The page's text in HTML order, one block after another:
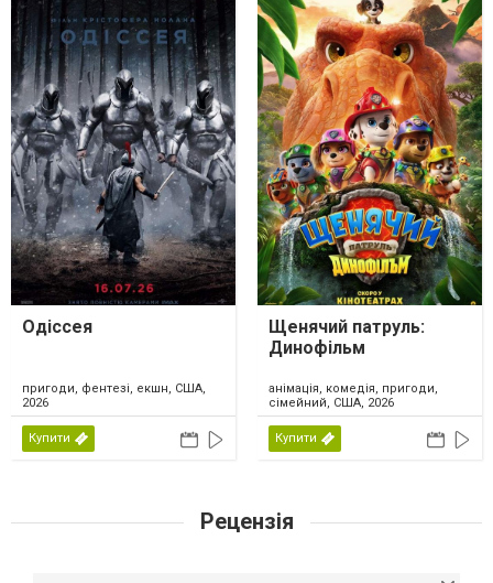
Одіссея
пригоди, фентезі, екшн, США,
2026
Купити
Щенячий патруль:
Динофільм
анімація, комедія, пригоди,
сімейний, США, 2026
Купити
Рецензія